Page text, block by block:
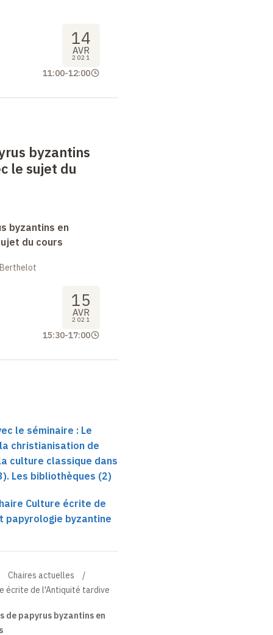
14
AVR
2021
11:00-12:00
byzantins
le sujet du
byzantins en
du cours
15
AVR
2021
15:30-17:00
le séminaire : Le
christianisation de
culture classique dans
Les bibliothèques (2)
Culture écrite de
papyrologie byzantine
Chaires actuelles
écrite de l'Antiquité tardive
de papyrus byzantins en